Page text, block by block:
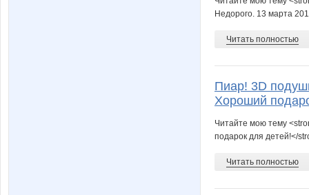
Недорого. 13 марта
Читать полностью
Пиар! 3D
Хороший
Читайте мою тему
подарок для детей!</
Читать полностью